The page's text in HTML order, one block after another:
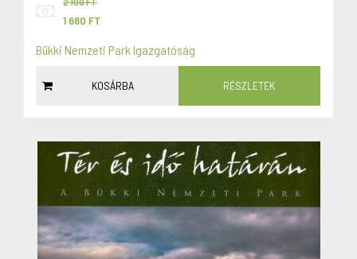
1 680 FT
Bükki Nemzeti Park Igazgatóság
KOSÁRBA RÉSZLETEK